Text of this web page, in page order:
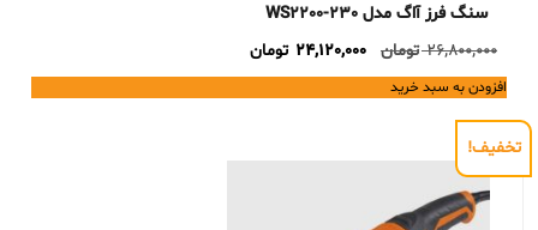
سنگ فرز آاگ مدل WS2200-230
26,800,000 تومان
Original
price
was:
24,120,000 تومانCurrent
price
is:
افزودن به سبد خرید
تخفیف!